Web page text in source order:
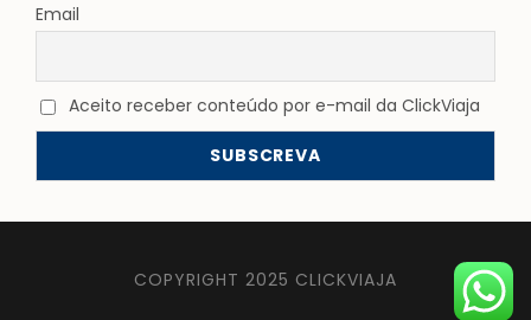
Email
Aceito receber conteúdo por e-mail da ClickViaja
COPYRIGHT 2025 CLICKVIAJA